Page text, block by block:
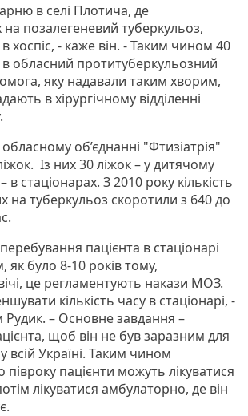
в селі Плотича, де
на позалегеневий туберкульоз,
хоспіс, - каже він. - Таким чином 40
обласний протитуберкульозний
яку надавали таким хворим,
в хірургічному відділенні
об’єднанні "Фтизіатрія"
Із них 30 ліжок – у дитячому
в стаціонарах. З 2010 року кількість
на туберкульоз скоротили з 640 до
пацієнта в стаціонарі
як було 8-10 років тому,
це регламентують накази МОЗ.
кількість часу в стаціонарі, -
– Основне завдання –
щоб він не був заразним для
всій Україні. Таким чином
пацієнти можуть лікуватися
лікуватися амбулаторно, де він